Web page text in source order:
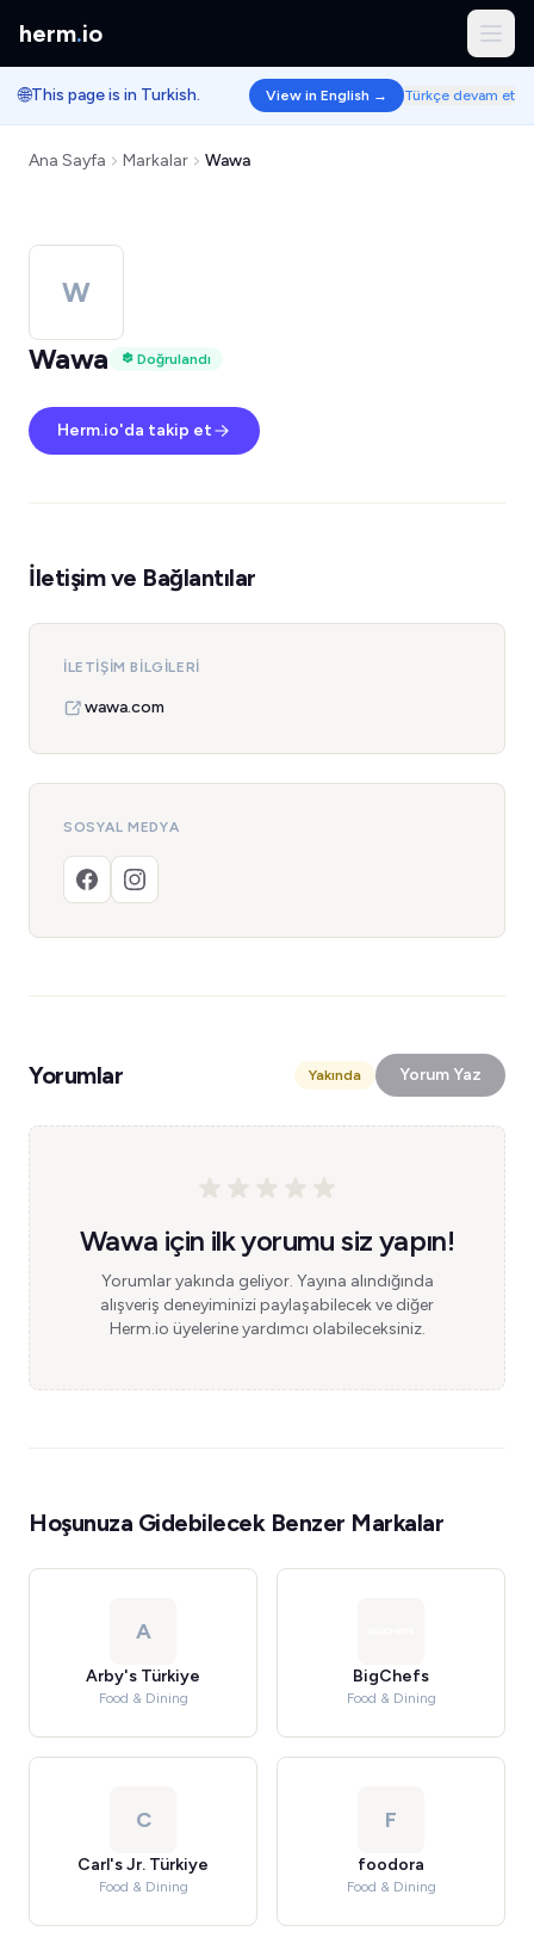
herm.io
🌐This page is in Turkish. View in English → Türkçe devam et
Ana Sayfa Markalar Wawa
W
Wawa
Doğrulandı
Herm.io'da takip et
İletişim ve Bağlantılar
İLETIŞIM BILGILERI
wawa.com
SOSYAL MEDYA
Yorumlar Yakında Yorum Yaz
Wawa için ilk yorumu siz yapın!
Yorumlar yakında geliyor. Yayına alındığında
alışveriş deneyiminizi paylaşabilecek ve diğer
Herm.io üyelerine yardımcı olabileceksiniz.
Hoşunuza Gidebilecek Benzer Markalar
A
Arby's Türkiye
Food & Dining
BigChefs
Food & Dining
C
Carl's Jr. Türkiye
Food & Dining
F
foodora
Food & Dining